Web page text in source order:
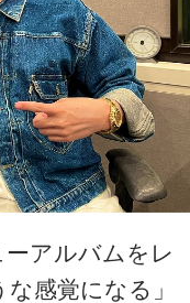
アルバムをレ
感覚になる」